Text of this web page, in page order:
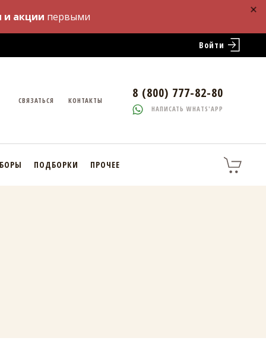
и акции первыми
Войти
СВЯЗАТЬСЯ КОНТАКТЫ 8 (800) 777-82-80
НАПИСАТЬ WHATS'APP
ПОДБОРКИ ПРОЧЕЕ